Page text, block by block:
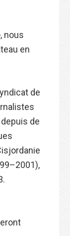
, nous
en
de
de